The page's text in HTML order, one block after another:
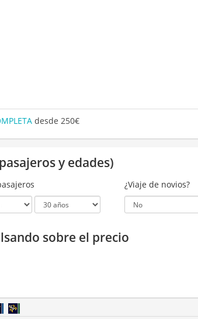
desde 250€
y edades)
¿Viaje de novios?
sobre el precio